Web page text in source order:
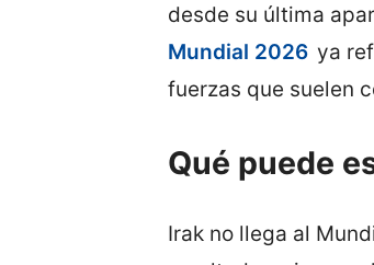
desde su última
Mundial 2026 ya
fuerzas que suelen
Qué puede
Irak no llega al